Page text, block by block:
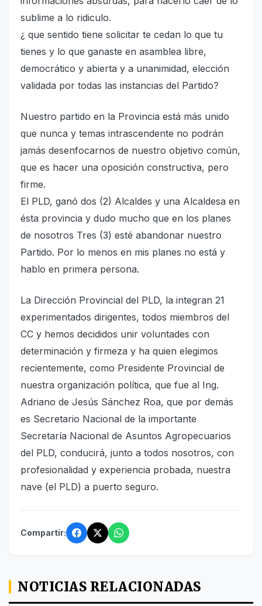
sublime a lo ridiculo.
¿ que sentido tiene solicitar te cedan lo que tu
tienes y lo que ganaste en asamblea libre,
democrático y abierta y a unanimidad, elección
validada por todas las instancias del Partido?
Nuestro partido en la Provincia está más unido
que nunca y temas intrascendente no podrán
jamás desenfocarnos de nuestro objetivo común,
que es hacer una oposición constructiva, pero
firme.
El PLD, ganó dos (2) Alcaldes y una Alcaldesa en
ésta provincia y dudo mucho que en los planes
de nosotros Tres (3) esté abandonar nuestro
Partido. Por lo menos en mis planes no está y
hablo en primera persona.
La Dirección Provincial del PLD, la integran 21
experimentados dirigentes, todos miembros del
CC y hemos decididos unir voluntades con
determinación y firmeza y ha quien elegimos
recientemente, como Presidente Provincial de
nuestra organización política, que fue al Ing.
Adriano de Jesús Sánchez Roa, que por demás
es Secretario Nacional de la importante
Secretaría Nacional de Asuntos Agropecuarios
del PLD, conducirá, junto a todos nosotros, con
profesionalidad y experiencia probada, nuestra
nave (el PLD) a puerto seguro.
Compartir:
NOTICIAS RELACIONADAS